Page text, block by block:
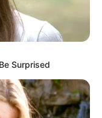
Surprised